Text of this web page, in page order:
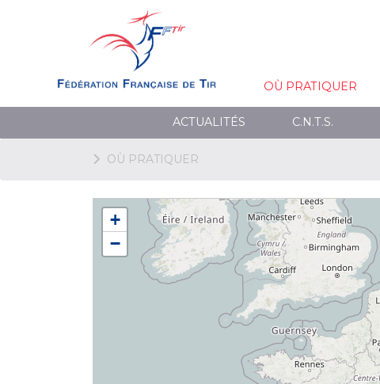
OÙ PRATIQUER
ACTUALITÉS C.N.T.S.
OÙ PRATIQUER
+
−